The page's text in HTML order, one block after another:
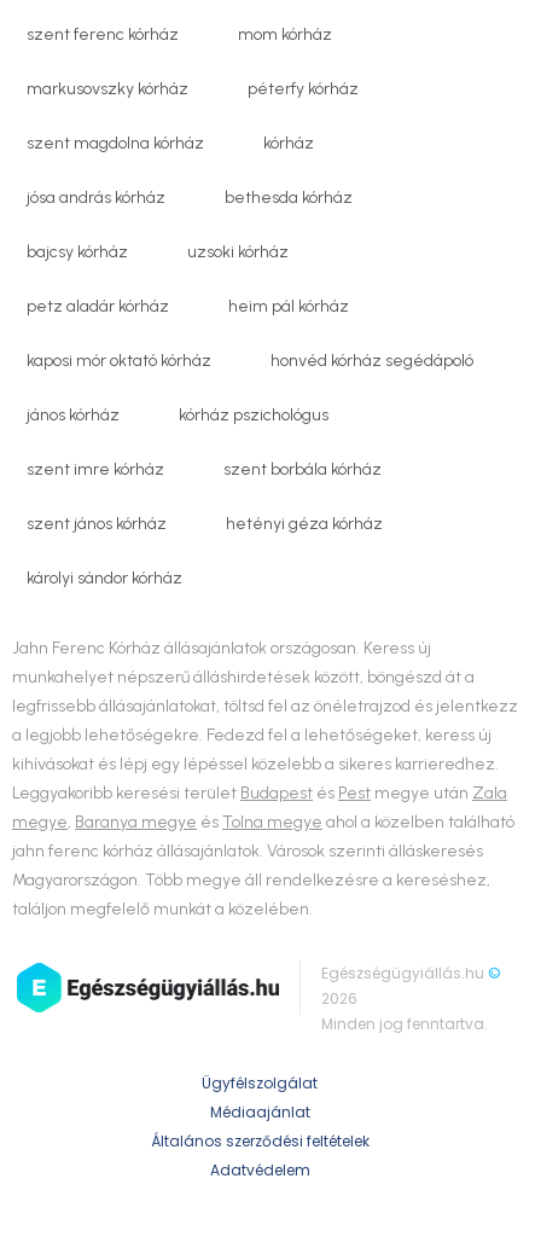
szent ferenc kórház mom kórház
markusovszky kórház péterfy kórház
szent magdolna kórház kórház
jósa andrás kórház bethesda kórház
bajcsy kórház uzsoki kórház
petz aladár kórház heim pál kórház
kaposi mór oktató kórház honvéd kórház segédápoló
jános kórház kórház pszichológus
szent imre kórház szent borbála kórház
szent jános kórház hetényi géza kórház
károlyi sándor kórház
Jahn Ferenc Kórház állásajánlatok országosan. Keress új
munkahelyet népszerű álláshirdetések között, böngészd át a
legfrissebb állásajánlatokat, töltsd fel az önéletrajzod és jelentkezz
a legjobb lehetőségekre. Fedezd fel a lehetőségeket, keress új
kihívásokat és lépj egy lépéssel közelebb a sikeres karrieredhez.
Leggyakoribb keresési terület Budapest és Pest megye után Zala
megye, Baranya megye ésTolna megye ahol a közelben található
jahn ferenc kórház állásajánlatok. Városok szerinti álláskeresés
Magyarországon. Több megye áll rendelkezésre a kereséshez,
találjon megfelelő munkát a közelében.
Egészségügyiállás.hu©
2026
Minden jog fenntartva.
Ügyfélszolgálat
Médiaajánlat
Általános szerződési feltételek
Adatvédelem